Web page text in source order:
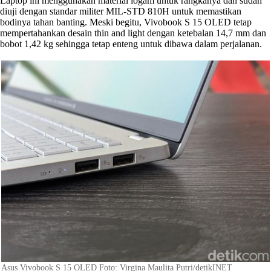
diuji dengan standar militer MIL-STD 810H untuk memastikan
bodinya tahan banting. Meski begitu, Vivobook S 15 OLED tetap
mempertahankan desain thin and light dengan ketebalan 14,7 mm dan
bobot 1,42 kg sehingga tetap enteng untuk dibawa dalam perjalanan.
Asus Vivobook S 15 OLED Foto: Virgina Maulita Putri/detikINET